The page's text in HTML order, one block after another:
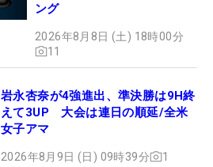
ング
2026年8月8日 (土) 18時00分
11
岩永杏奈が4強進出、準決勝は9H終
えて3UP 大会は連日の順延/全米
女子アマ
2026年8月9日 (日) 09時39分 1